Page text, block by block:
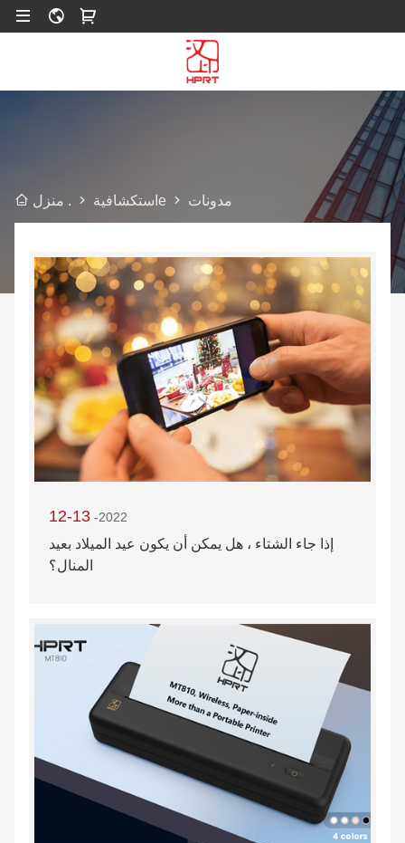
منزل . استكشافية e مدونات
12-13 -2022
إذا جاء الشتاء ، هل يمكن أن يكون عيد الميلاد بعيد
المنال؟